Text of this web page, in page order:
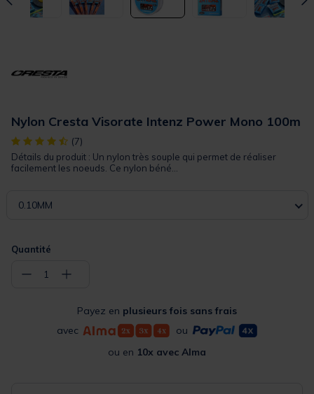
Nylon Cresta Visorate Intenz Power Mono 100m
[object Object] out of 5 Customer Rating
(7)
Détails du produit : Un nylon très souple qui permet de réaliser
facilement les noeuds. Ce nylon béné...
0.10MM
Quantité
− 1 +
Payez en plusieurs fois sans frais
avec
ou
ou en 10x avec Alma